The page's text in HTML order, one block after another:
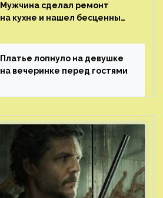
Мужчина сделал ремонт
на кухне и нашел бесценные
Платье лопнуло на девушке
на вечеринке перед гостями